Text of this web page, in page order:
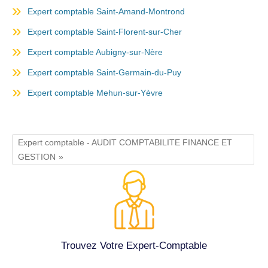
Expert comptable Saint-Amand-Montrond
Expert comptable Saint-Florent-sur-Cher
Expert comptable Aubigny-sur-Nère
Expert comptable Saint-Germain-du-Puy
Expert comptable Mehun-sur-Yèvre
Expert comptable - AUDIT COMPTABILITE FINANCE ET
GESTION
Trouvez Votre Expert-Comptable